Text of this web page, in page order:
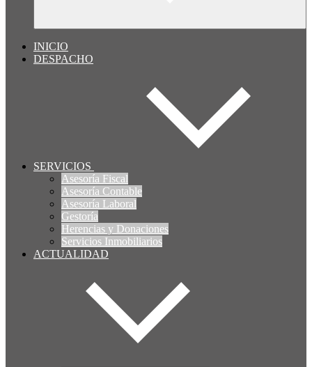
INICIO
DESPACHO
SERVICIOS
Asesoría Fiscal
Asesoría Contable
Asesoría Laboral
Gestoría
Herencias y Donaciones
Servicios Inmobiliarios
ACTUALIDAD